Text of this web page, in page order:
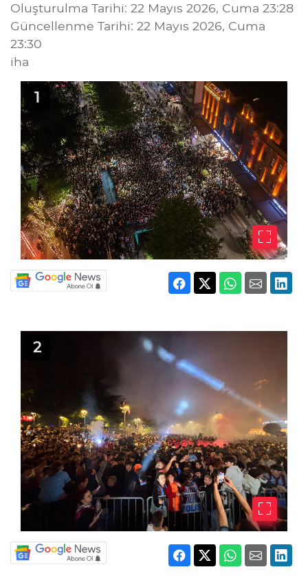
Oluşturulma Tarihi: 22 Mayıs 2026, Cuma 23:28
Güncellenme Tarihi: 22 Mayıs 2026, Cuma
23:30
iha